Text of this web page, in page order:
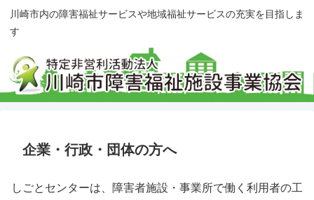
川崎市内の障害福祉サービスや地域福祉サービスの充実を目指しま
す
企業・行政・団体の方へ
しごとセンターは、障害者施設・事業所で働く利用者の工